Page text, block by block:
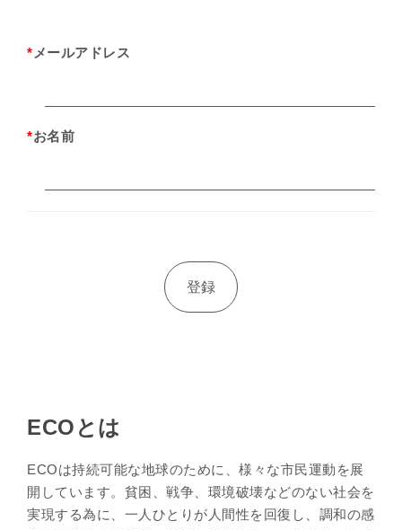
* メールアドレス
*お名前
ECOとは
ECOは持続可能な地球のために、様々な市民運動を展
開しています。貧困、戦争、環境破壊などのない社会を
実現する為に、一人ひとりが人間性を回復し、調和の感